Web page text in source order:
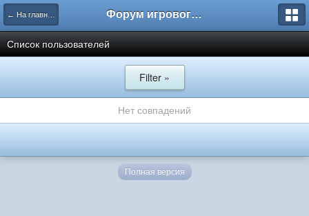
← На главную Форум игрового проекта Riverrise
Список пользователей
Filter »
Нет совпадений
Полная версия